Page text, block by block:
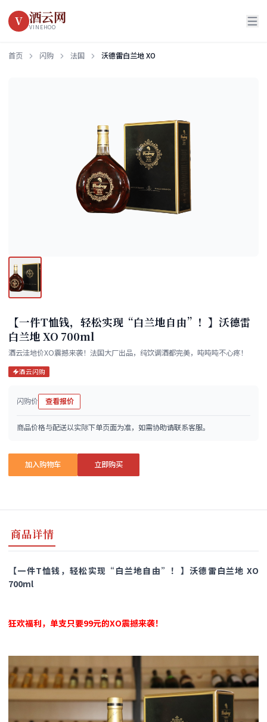
V 酒云网
VINEHOO
首页 闪购 法国 沃德雷白兰地 XO
【一件T恤钱，轻松实现“白兰地自由”！​】沃德雷
白兰地 XO 700ml
酒云洼地价XO震撼来袭！法国大厂出品，纯饮调酒都完美，吨吨吨不心疼！
酒云闪购
闪购价 查看报价
商品价格与配送以实际下单页面为准，如需协助请联系客服。
加入购物车 立即购买
商品详情
【一件T恤钱，轻松实现“白兰地自由”！​】沃德雷白兰地 XO
700ml
狂欢福利，单支只要99元的XO震撼来袭！